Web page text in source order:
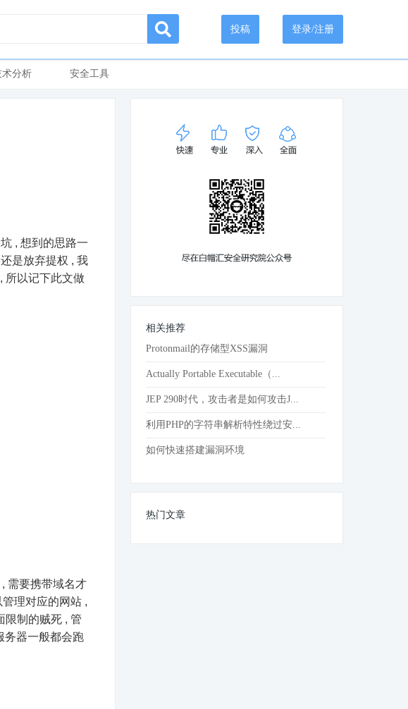
登录/注册
投稿
术分析 安全工具
, 想到的思路一
是放弃提权 , 我
所以记下此文做
需要携带域名才
理对应的网站 ,
限制的贼死 , 管
务器一般都会跑
相关推荐
Protonmail的存储型XSS漏洞
Actually Portable Executable（...
JEP 290时代，攻击者是如何攻击J...
利用PHP的字符串解析特性绕过安...
如何快速搭建漏洞环境
热门文章